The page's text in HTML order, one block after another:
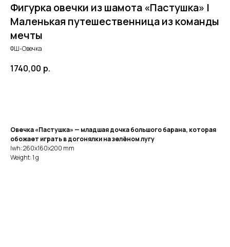
Фигурка овечки из шамота «Пастушка» |
Маленькая путешественница из команды
мечты
ФШ-Овечка
1740,00 р.
Овечка «Пастушка» — младшая дочка большого барана, которая
обожает играть в догонялки на зелёном лугу
lwh: 260x160x200 mm
Weight: 1 g